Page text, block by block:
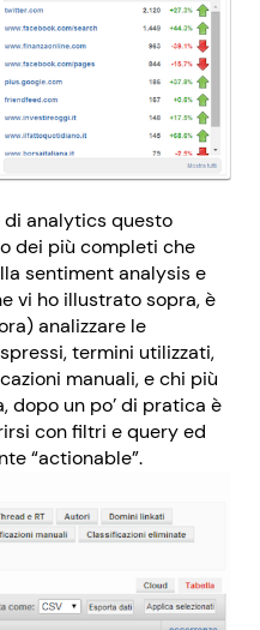
analytics questo
dei più completi che
sentiment analysis e
vi ho illustrato sopra, è
analizzare le
termini utilizzati,
manuali, e chi più
dopo un po’ di pratica è
con filtri e query ed
“actionable”.